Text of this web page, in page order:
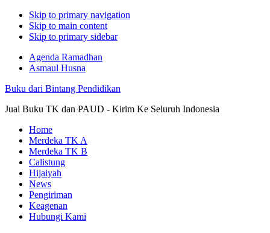
Skip to primary navigation
Skip to main content
Skip to primary sidebar
Agenda Ramadhan
Asmaul Husna
Buku dari Bintang Pendidikan
Jual Buku TK dan PAUD - Kirim Ke Seluruh Indonesia
Home
Merdeka TK A
Merdeka TK B
Calistung
Hijaiyah
News
Pengiriman
Keagenan
Hubungi Kami